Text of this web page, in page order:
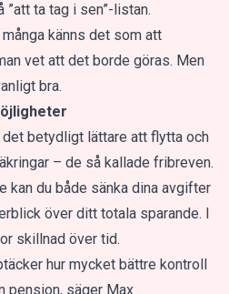
ta tag i sen”-listan.
känns det som att
vet att det borde göras. Men
bra.
betydligt lättare att flytta och
– de så kallade fribreven.
kan du både sänka dina avgifter
över ditt totala sparande. I
skillnad över tid.
hur mycket bättre kontroll
pension, säger Max